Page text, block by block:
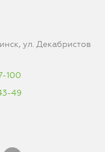
ул. Декабристов
100
49